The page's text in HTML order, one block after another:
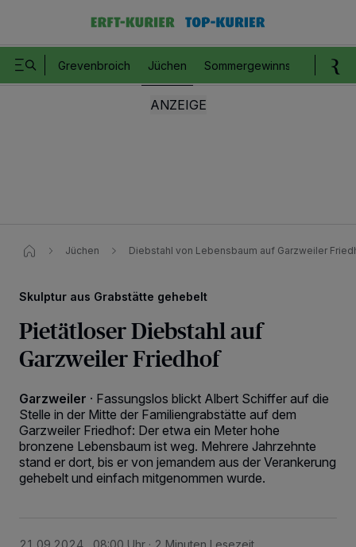
Grevenbroich Jüchen Sommergewinnspiel
Jüchen Diebstahl von Lebensbaum auf Garzweiler
Skulptur aus Grabstätte gehebelt
Pietätloser Diebstahl auf
Garzweiler Friedhof
Garzweiler · Fassungslos blickt Albert Schiffer auf die
Stelle in der Mitte der Familiengrabstätte auf dem
Garzweiler Friedhof: Der etwa ein Meter hohe
bronzene Lebensbaum ist weg. Mehrere Jahrzehnte
stand er dort, bis er von jemandem aus der Verankerung
gehebelt und einfach mitgenommen wurde.
21.09.2024 , 08:00 Uhr 2 Minuten Lesezeit
von OK aktivieren Sie Tracking-Technologien für die unter „Wir und unsere